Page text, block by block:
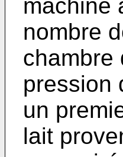
machine
nombre
chambre
pression
un
lait